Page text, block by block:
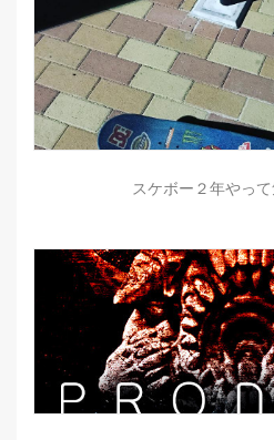
スケボー２年やっ